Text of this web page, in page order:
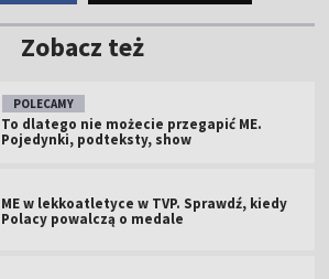
Zobacz też
POLECAMY
To dlatego nie możecie przegapić ME.
Pojedynki, podteksty, show
ME w lekkoatletyce w TVP. Sprawdź, kiedy
Polacy powalczą o medale